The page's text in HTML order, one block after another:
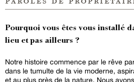
Pourquoi vous êtes vous installé
lieu et pas ailleurs ?
Notre histoire commence par le rêve
dans le tumulte de la vie moderne,
et au plus près de la nature. Nous avons quitté notre Belgique